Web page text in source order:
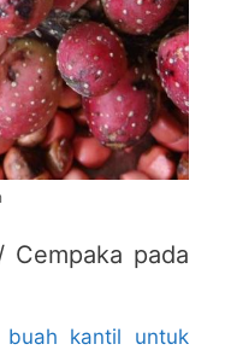
Cempaka pada
buah kantil untuk